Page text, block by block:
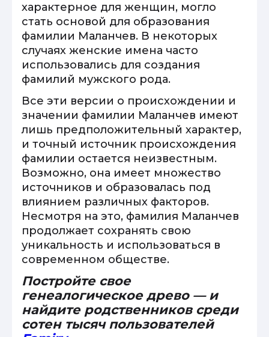
характерное для женщин, могло
стать основой для образования
фамилии Маланчев. В некоторых
случаях женские имена часто
использовались для создания
фамилий мужского рода.
Все эти версии о происхождении и
значении фамилии Маланчев имеют
лишь предположительный характер,
и точный источник происхождения
фамилии остается неизвестным.
Возможно, она имеет множество
источников и образовалась под
влиянием различных факторов.
Несмотря на это, фамилия Маланчев
продолжает сохранять свою
уникальность и использоваться в
современном обществе.
Постройте свое
генеалогическое древо — и
найдите родственников среди
сотен тысяч пользователей